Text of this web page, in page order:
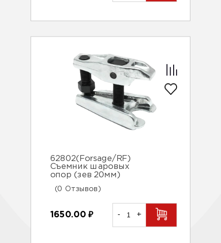
62802(Forsage/RF)
Съемник шаровых
опор (зев 20мм)
(0 Отзывов)
1650.00₽ - +